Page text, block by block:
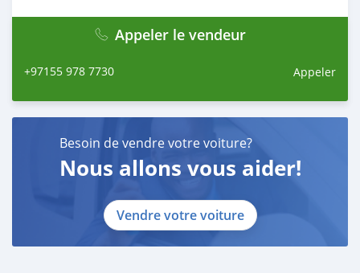
Appeler le vendeur
+97155 978 7730 Appeler
Besoin de vendre votre voiture?
Nous allons vous aider!
Vendre votre voiture